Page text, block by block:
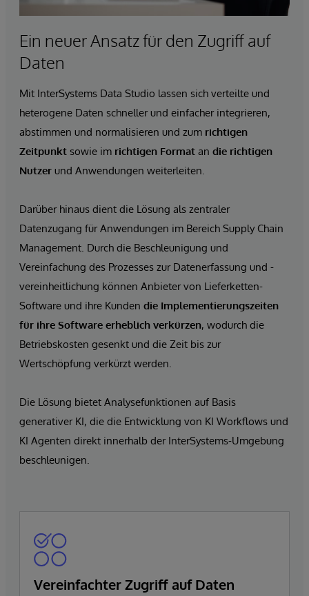
Ein neuer Ansatz für den Zugriff auf
Daten
Mit InterSystems Data Studio lassen sich verteilte und
heterogene Daten schneller und einfacher integrieren,
abstimmen und normalisieren und zum richtigen
Zeitpunkt sowie im richtigen Format an die richtigen
Nutzer und Anwendungen weiterleiten.
Darüber hinaus dient die Lösung als zentraler
Datenzugang für Anwendungen im Bereich Supply Chain
Management. Durch die Beschleunigung und
Vereinfachung des Prozesses zur Datenerfassung und -
vereinheitlichung können Anbieter von Lieferketten-
Software und ihre Kunden die Implementierungszeiten
für ihre Software erheblich verkürzen, wodurch die
Betriebskosten gesenkt und die Zeit bis zur
Wertschöpfung verkürzt werden.
Die Lösung bietet Analysefunktionen auf Basis
generativer KI, die die Entwicklung von KI Workflows und
KI Agenten direkt innerhalb der InterSystems-Umgebung
beschleunigen.
Vereinfachter Zugriff auf Daten